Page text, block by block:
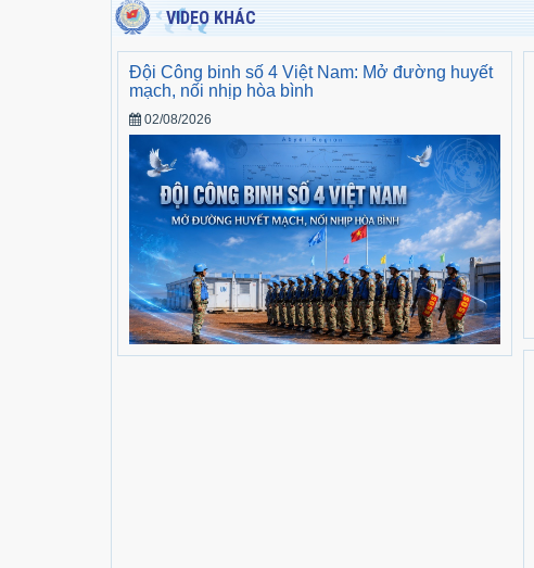
VIDEO KHÁC
Đội Công binh số 4 Việt Nam: Mở đường huyết
mạch, nối nhịp hòa bình
02/08/2026